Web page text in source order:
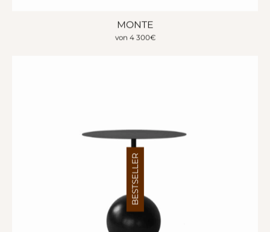
MONTE
von 4 300€
BESTSELLER